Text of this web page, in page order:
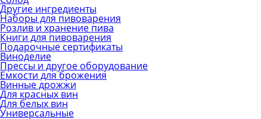
Другие ингредиенты
Наборы для пивоварения
Розлив и хранение пива
Книги для пивоварения
Подарочные сертификаты
Виноделие
Прессы и другое оборудование
Емкости для брожения
Винные дрожжи
Для красных вин
Для белых вин
Универсальные